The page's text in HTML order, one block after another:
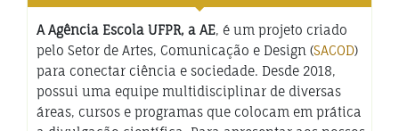
A Agência Escola UFPR, a AE, é um projeto criado
pelo Setor de Artes, Comunicação e Design (SACOD)
para conectar ciência e sociedade. Desde 2018,
possui uma equipe multidisciplinar de diversas
áreas, cursos e programas que colocam em prática